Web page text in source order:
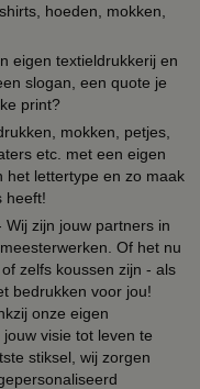
hoeden, mokken,
eigen textieldrukkerij en
slogan, een quote je
print?
mokken, petjes,
etc. met een eigen
het lettertype en zo maak
heeft!
zijn jouw partners in
Of het nu
zelfs koussen zijn - als
bedrukken voor jou!
onze eigen
visie tot leven te
stiksel, wij zorgen